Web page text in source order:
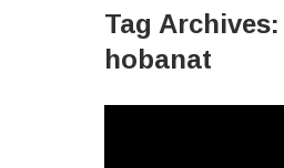
Tag Archives:
hobanat